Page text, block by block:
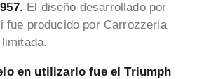
El diseño desarrollado por
fue producido por Carrozzeria
en utilizarlo fue el Triumph